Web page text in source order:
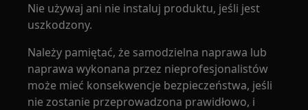
Nie używaj ani nie instaluj produktu, jeśli jest
uszkodzony.
Należy pamiętać, że samodzielna naprawa lub
naprawa wykonana przez nieprofesjonalistów
może mieć konsekwencje bezpieczeństwa, jeśli
nie zostanie przeprowadzona prawidłowo, i